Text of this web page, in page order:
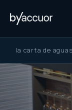
la carta de aguas